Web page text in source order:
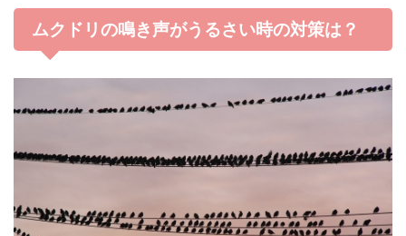
ムクドリの鳴き声がうるさい時の対策は？